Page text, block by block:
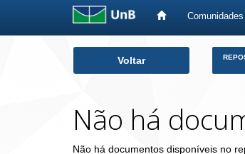
Voltar
Não há
Não há documentos disponíveis no